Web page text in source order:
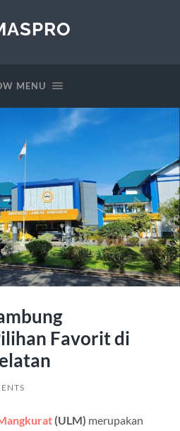
MENU
Favorit di
(ULM) merupakan